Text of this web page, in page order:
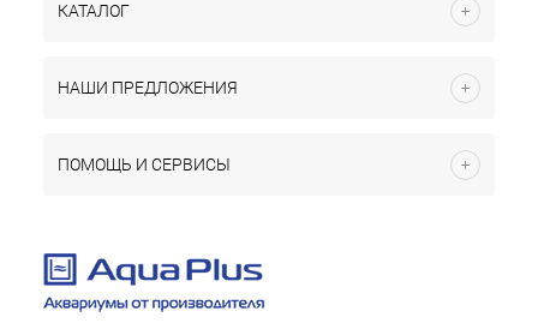
КАТАЛОГ
НАШИ ПРЕДЛОЖЕНИЯ
ПОМОЩЬ И СЕРВИСЫ